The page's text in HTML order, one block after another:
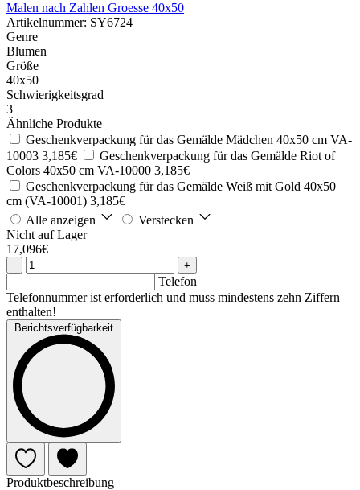
Malen nach Zahlen Groesse 40x50
Artikelnummer: SY6724
Genre
Blumen
Größe
40x50
Schwierigkeitsgrad
3
Ähnliche Produkte
Geschenkverpackung für das Gemälde Mädchen 40x50 cm VA-
10003 3,185€
Geschenkverpackung für das Gemälde Riot of
Colors 40x50 cm VA-10000 3,185€
Geschenkverpackung für das Gemälde Weiß mit Gold 40x50
cm (VA-10001) 3,185€
Alle anzeigen
Verstecken
Nicht auf Lager
17,096€
- +
Telefon
Telefonnummer ist erforderlich und muss mindestens zehn Ziffern
enthalten!
Berichtsverfügbarkeit
Produktbeschreibung